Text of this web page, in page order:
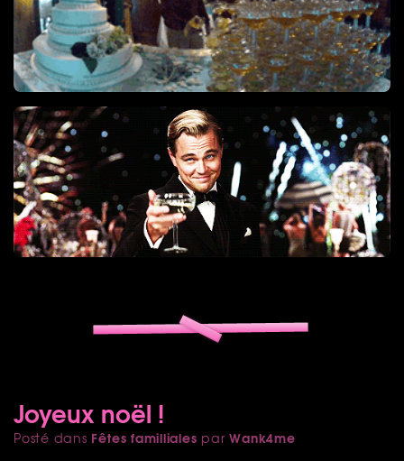
Joyeux noël !
Posté dans Fêtes familliales parWank4me